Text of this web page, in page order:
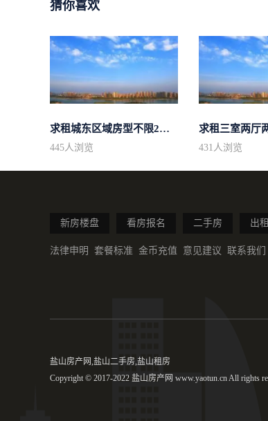
猜你喜欢
求租城东区域房型不限2室2卫装修不限2...
445人浏览
求租三室两厅
431人浏览
新房楼盘 看房报名 二手房 出
法律申明 套餐标准 金币充值 意见建议 联系我们
盐山房产网,盐山二手房,盐山租房
Copyright © 2017-2022 盐山房产网 www.yaotun.cn All rights